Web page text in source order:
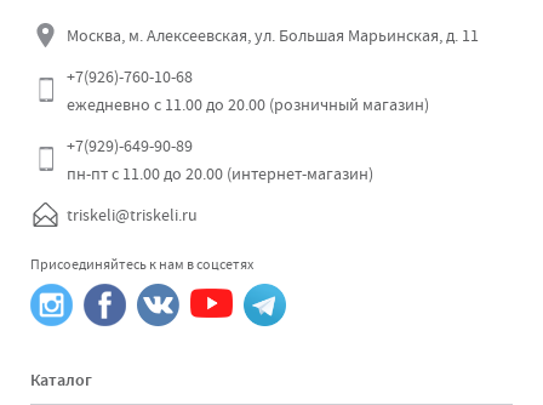
Отправить
Москва, м. Алексеевская, ул. Большая Марьинская, д. 11
+7(926)-760-10-68
ежедневно с 11.00 до 20.00 (розничный магазин)
+7(929)-649-90-89
пн-пт с 11.00 до 20.00 (интернет-магазин)
triskeli@triskeli.ru
Присоединяйтесь к нам в соцсетях
Каталог